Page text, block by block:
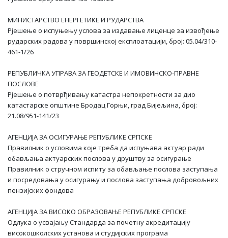
МИНИСТАРСТВО ЕНЕРГЕТИКЕ И РУДАРСТВА
Рјешење о испуњењу услова за издавање лиценце за извођење
рударских радова у површинској експлоатацији, број: 05.04/310-
461-1/26
РЕПУБЛИЧКА УПРАВА ЗА ГЕОДЕТСКЕ И ИМОВИНСКО-ПРАВНЕ
ПОСЛОВЕ
Рјешење о потврђивању катастра непокретности за дио
катастарске општине Бродац Горњи, град Бијељина, број:
21.08/951-141/23
АГЕНЦИЈА ЗА ОСИГУРАЊЕ РЕПУБЛИКЕ СРПСКЕ
Правилник о условима које треба да испуњава актуар ради
обављања актуарских послова у друштву за осигурање
Правилник о стручном испиту за oбављање послова заступања
и посредовања у осигурању и послова заступања добровољних
пензијских фондова
АГЕНЦИЈА ЗА ВИСОКО ОБРАЗОВАЊЕ РЕПУБЛИКЕ СРПСКЕ
Одлука о усвајању Стандарда за почетну акредитацију
високошколских установа и студијских програма